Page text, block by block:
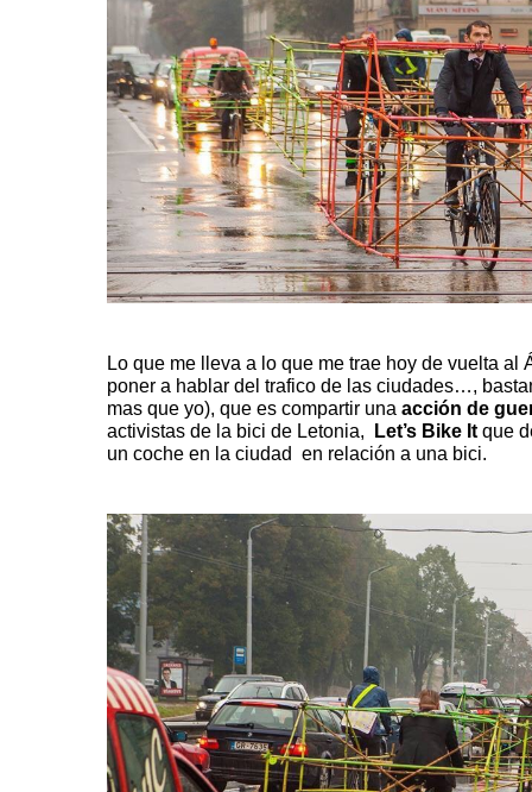
Lo que me lleva a lo que me trae hoy de vuelta al
poner a hablar del trafico de las ciudades…,
mas que yo), que es compartir una acción de
activistas de la bici de Letonia, Let’s Bike It que
un coche en la ciudad en relación a una bici.